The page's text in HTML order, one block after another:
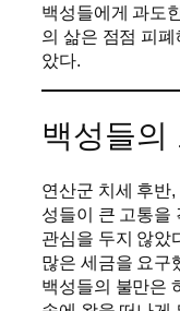
백성들에게 과도
의 삶은 점점 피
았다.
백성들의
연산군 치세 후반
성들이 큰 고통을
관심을 두지 않았
많은 세금을 요구
백성들의 불만은